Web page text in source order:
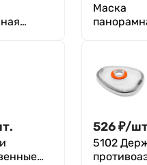
ТУ
2007
Маска
00149392-
526₽/
5102